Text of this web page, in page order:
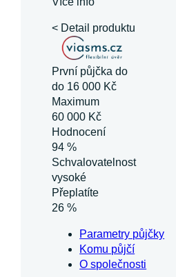
< Detail produktu
První půjčka do
do 16 000 Kč
Maximum
60 000 Kč
Hodnocení
94 %
Schvalovatelnost
vysoké
Přeplatíte
26 %
Parametry půjčky
Komu půjčí
O společnosti